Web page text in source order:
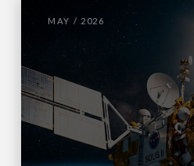
MAY / 2026